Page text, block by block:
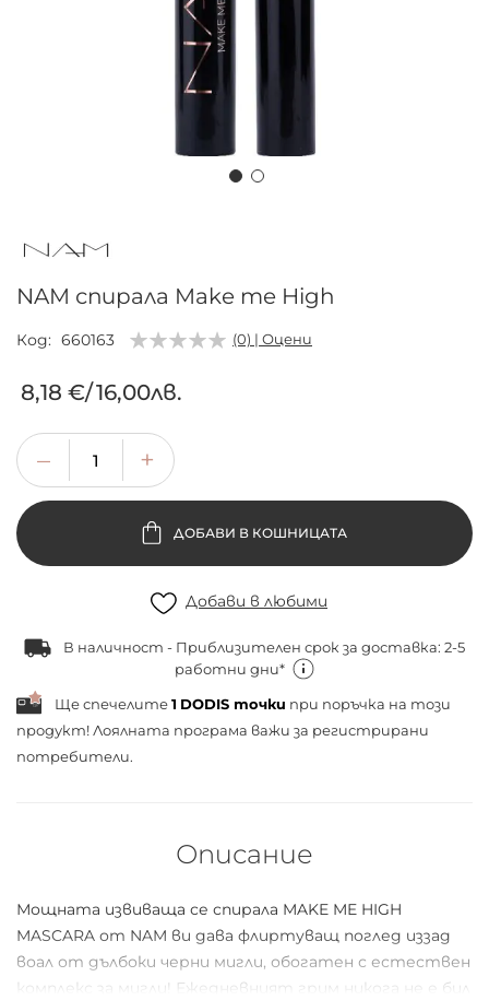
началото
галерия
със
NAM спирала Make me High
Код 660163 (0) | Оцени
8,18 €/16,00лв.
ДОБАВИ В КОШНИЦАТА
Добави в любими
В наличност - Приблизителен срок за доставка: 2-5
работни дни*
Ще спечелите1 DODIS точки при поръчка на този
продукт! Лоялната програма важи за регистрирани
потребители.
Описание
Мощната извиваща се спирала MAKE ME HIGH
MASCARA от NAM ви дава флиртуващ поглед иззад
воал от дълбоки черни мигли, обогатен с естествен
комплекс за мигли! Ежедневният грим никога не е бил